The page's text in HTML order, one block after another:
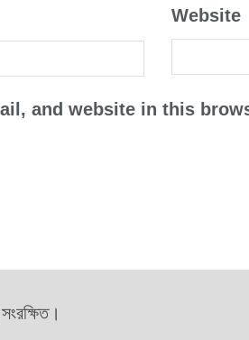
Website
and website in this